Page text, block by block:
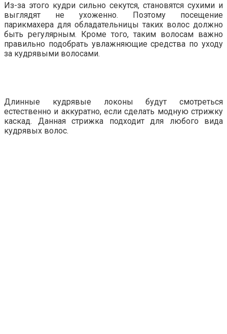
Из-за этого кудри сильно секутся, становятся сухими и
выглядят не ухоженно. Поэтому посещение
парикмахера для обладательницы таких волос должно
быть регулярным. Кроме того, таким волосам важно
правильно подобрать увлажняющие средства по уходу
за кудрявыми волосами.
Длинные кудрявые локоны будут смотреться
естественно и аккуратно, если сделать модную стрижку
каскад. Данная стрижка подходит для любого вида
кудрявых волос.